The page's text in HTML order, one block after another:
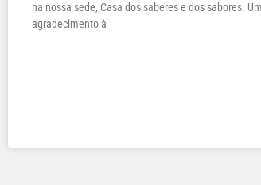
na nossa sede, Casa dos saberes e dos sabores.
agradecimento à